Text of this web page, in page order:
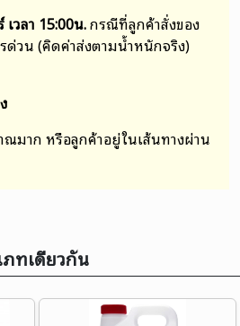
เวลา 15:00น.กรณีที่ลูกค้าสั่งของ
ด่วน (คิดค่าส่งตามน้ำหนักจริง)
มาก หรือลูกค้าอยู่ในเส้นทางผ่าน
ภทเดียวกัน